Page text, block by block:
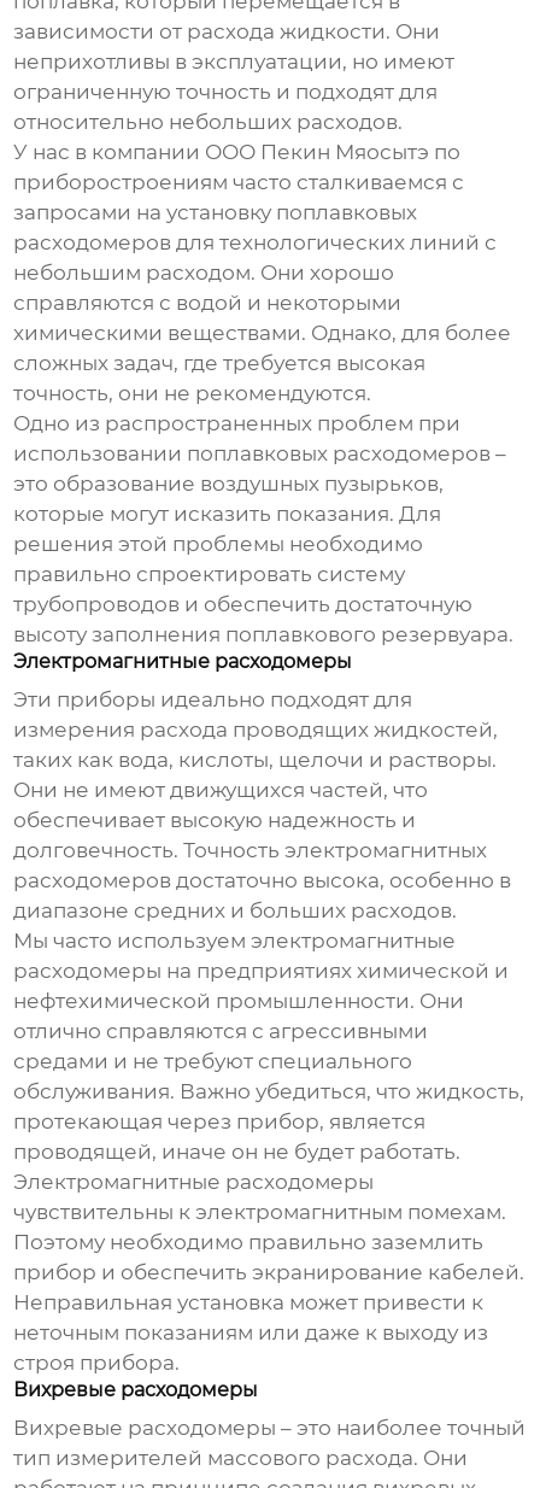
зависимости от расхода жидкости. Они
неприхотливы в эксплуатации, но имеют
ограниченную точность и подходят для
относительно небольших расходов.
У нас в компании ООО Пекин Мяосытэ по
приборостроениям часто сталкиваемся с
запросами на установку поплавковых
расходомеров для технологических линий с
небольшим расходом. Они хорошо
справляются с водой и некоторыми
химическими веществами. Однако, для более
сложных задач, где требуется высокая
точность, они не рекомендуются.
Одно из распространенных проблем при
использовании поплавковых расходомеров –
это образование воздушных пузырьков,
которые могут исказить показания. Для
решения этой проблемы необходимо
правильно спроектировать систему
трубопроводов и обеспечить достаточную
высоту заполнения поплавкового резервуара.
Электромагнитные расходомеры
Эти приборы идеально подходят для
измерения расхода проводящих жидкостей,
таких как вода, кислоты, щелочи и растворы.
Они не имеют движущихся частей, что
обеспечивает высокую надежность и
долговечность. Точность электромагнитных
расходомеров достаточно высока, особенно в
диапазоне средних и больших расходов.
Мы часто используем электромагнитные
расходомеры на предприятиях химической и
нефтехимической промышленности. Они
отлично справляются с агрессивными
средами и не требуют специального
обслуживания. Важно убедиться, что жидкость,
протекающая через прибор, является
проводящей, иначе он не будет работать.
Электромагнитные расходомеры
чувствительны к электромагнитным помехам.
Поэтому необходимо правильно заземлить
прибор и обеспечить экранирование кабелей.
Неправильная установка может привести к
неточным показаниям или даже к выходу из
строя прибора.
Вихревые расходомеры
Вихревые расходомеры – это наиболее точный
тип измерителей массового расхода. Они